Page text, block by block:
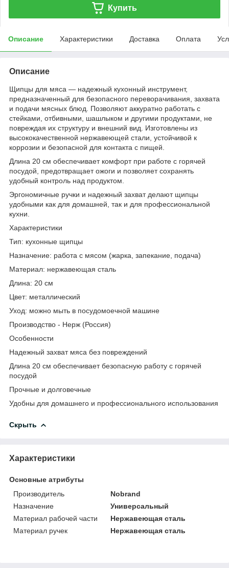
Купить
Описание Характеристики Доставка Оплата
Описание
Щипцы для мяса — надежный кухонный инструмент,
предназначенный для безопасного переворачивания, захвата
и подачи мясных блюд. Позволяют аккуратно работать с
стейками, отбивными, шашлыком и другими продуктами, не
повреждая их структуру и внешний вид. Изготовлены из
высококачественной нержавеющей стали, устойчивой к
коррозии и безопасной для контакта с пищей.
Длина 20 см обеспечивает комфорт при работе с горячей
посудой, предотвращает ожоги и позволяет сохранять
удобный контроль над продуктом.
Эргономичные ручки и надежный захват делают щипцы
удобными как для домашней, так и для профессиональной
кухни.
Характеристики
Тип: кухонные щипцы
Назначение: работа с мясом (жарка, запекание, подача)
Материал: нержавеющая сталь
Длина: 20 см
Цвет: металлический
Уход: можно мыть в посудомоечной машине
Производство - Нерж (Россия)
Особенности
Надежный захват мяса без повреждений
Длина 20 см обеспечивает безопасную работу с горячей
посудой
Прочные и долговечные
Удобны для домашнего и профессионального использования
Скрыть
Характеристики
Основные атрибуты
Производитель
Nobrand
Назначение
Универсальный
Материал рабочей части
Нержавеющая сталь
Материал ручек
Нержавеющая сталь